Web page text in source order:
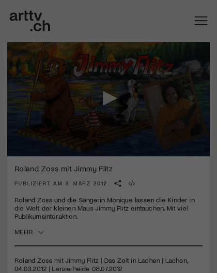
seconds
15
seconds
Roland Zoss mit Jimmy Flitz
PUBLIZIERT AM 8. MÄRZ 2012
Roland Zoss und die Sängerin Monique lassen die Kinder in
die Welt der kleinen Maus Jimmy Flitz eintauchen. Mit viel
Publikumsinteraktion.
MEHR
Roland Zoss mit Jimmy Flitz | Das Zelt in Lachen | Lachen,
04.03.2012 | Lenzerheide 08.07.2012
Mach mit: «Be Part of the Art»!
Kulturinstitution und unterstütze unsere Arbeit.
Mit deiner Mitgliedschaft erhältst du kostenlosen Zugang zu
Jetzt Mitglied werden